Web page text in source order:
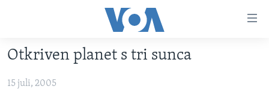
glavni
VIDEO
Otkriven planet s tri sunca
15 juli, 2005